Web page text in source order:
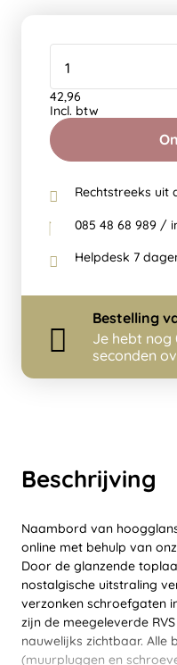
Beschrijving
Naambord van
online met behulp van
Door de glanzende
nostalgische uitstraling
verzonken schroefgaten
zijn de meegeleverde
nauwelijks zichtbaar.
(muurpluggen en
42,96
Incl. btw
Rechtstreeks uit
085 48 68 989 /
Helpdesk 7
Bestelling
Je hebt nog
seconden